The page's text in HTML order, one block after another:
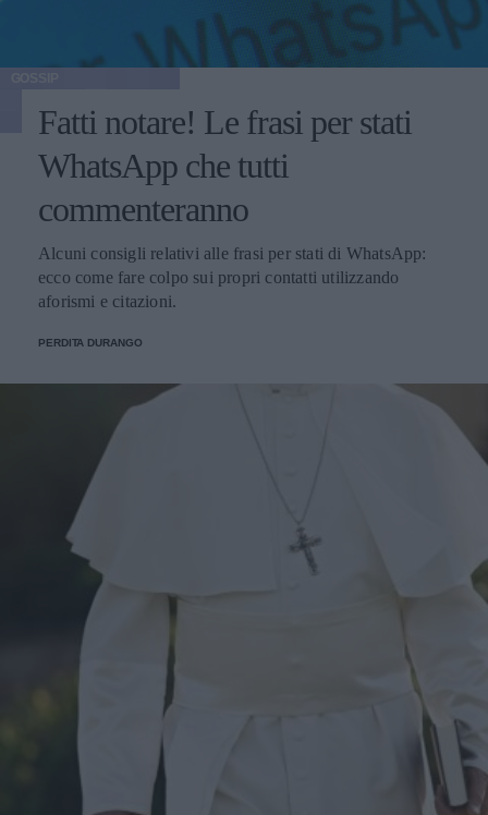
Fatti notare! Le frasi per stati
WhatsApp che tutti
commenteranno
Alcuni consigli relativi alle frasi per stati di WhatsApp:
ecco come fare colpo sui propri contatti utilizzando
aforismi e citazioni.
PERDITA DURANGO